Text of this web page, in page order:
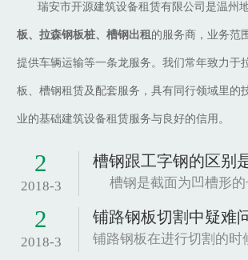
瑞安市开源建筑设备租赁有限公司是温州
板、拉森钢板桩、槽钢出租的服务商，业务范
提供车辆运输等一条龙服务。我们常年致力于
板、槽钢租赁及配套服务，具有同行领域里的
业的基础建筑设备租赁服务与良好的信用。
2
2018-3
槽钢跟工字钢的区别
2
2018-3
铺路钢板切割中疑难